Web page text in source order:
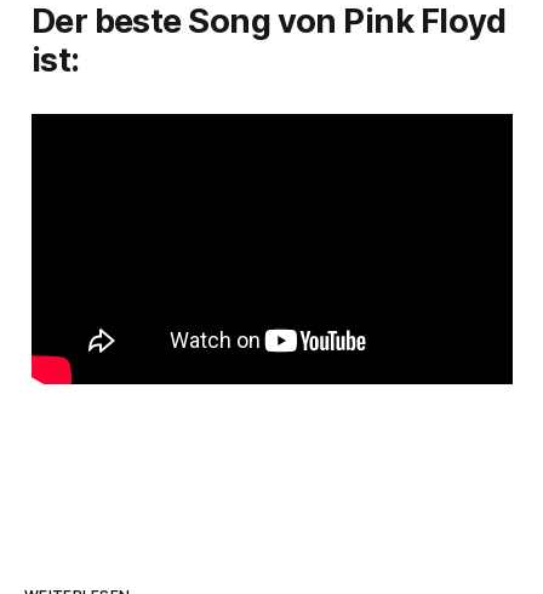
Der beste Song von Pink Floyd
ist: